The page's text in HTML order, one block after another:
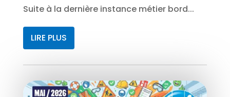
Suite à la dernière instance métier bord...
LIRE PLUS